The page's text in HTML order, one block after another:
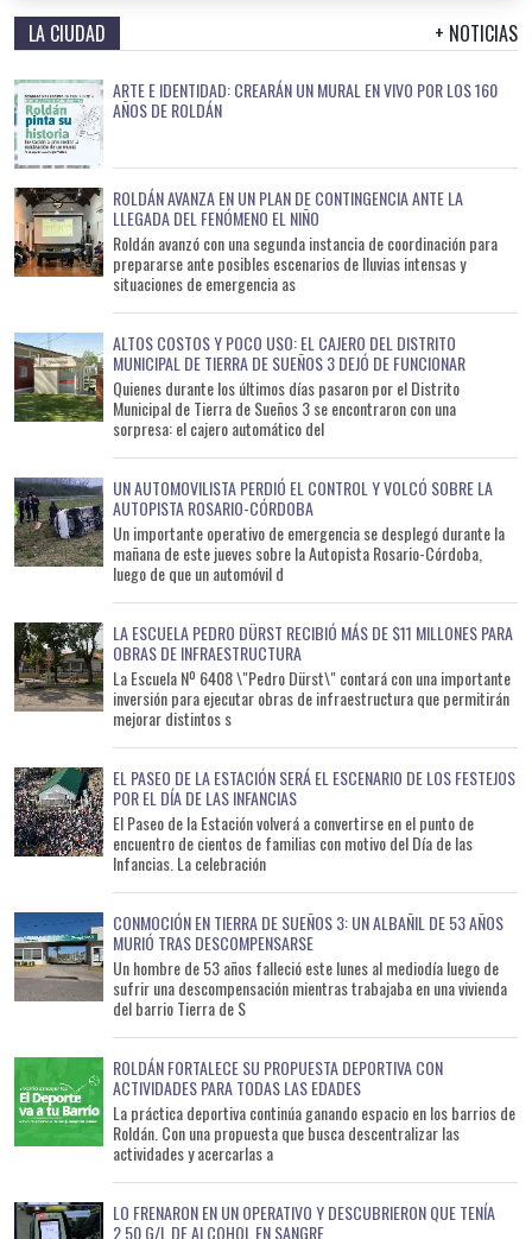
LA CIUDAD + NOTICIAS
ARTE E IDENTIDAD: CREARÁN UN MURAL EN VIVO POR LOS 160
AÑOS DE ROLDÁN
ROLDÁN AVANZA EN UN PLAN DE CONTINGENCIA ANTE LA
LLEGADA DEL FENÓMENO EL NIÑO
Roldán avanzó con una segunda instancia de coordinación para
prepararse ante posibles escenarios de lluvias intensas y
situaciones de emergencia as
ALTOS COSTOS Y POCO USO: EL CAJERO DEL DISTRITO
MUNICIPAL DE TIERRA DE SUEÑOS 3 DEJÓ DE FUNCIONAR
Quienes durante los últimos días pasaron por el Distrito
Municipal de Tierra de Sueños 3 se encontraron con una
sorpresa: el cajero automático del
UN AUTOMOVILISTA PERDIÓ EL CONTROL Y VOLCÓ SOBRE LA
AUTOPISTA ROSARIO-CÓRDOBA
Un importante operativo de emergencia se desplegó durante la
mañana de este jueves sobre la Autopista Rosario-Córdoba,
luego de que un automóvil d
LA ESCUELA PEDRO DÜRST RECIBIÓ MÁS DE $11 MILLONES PARA
OBRAS DE INFRAESTRUCTURA
La Escuela Nº 6408 \"Pedro Dürst\" contará con una importante
inversión para ejecutar obras de infraestructura que permitirán
mejorar distintos s
EL PASEO DE LA ESTACIÓN SERÁ EL ESCENARIO DE LOS FESTEJOS
POR EL DÍA DE LAS INFANCIAS
El Paseo de la Estación volverá a convertirse en el punto de
encuentro de cientos de familias con motivo del Día de las
Infancias. La celebración
CONMOCIÓN EN TIERRA DE SUEÑOS 3: UN ALBAÑIL DE 53 AÑOS
MURIÓ TRAS DESCOMPENSARSE
Un hombre de 53 años falleció este lunes al mediodía luego de
sufrir una descompensación mientras trabajaba en una vivienda
del barrio Tierra de S
ROLDÁN FORTALECE SU PROPUESTA DEPORTIVA CON
ACTIVIDADES PARA TODAS LAS EDADES
La práctica deportiva continúa ganando espacio en los barrios de
Roldán. Con una propuesta que busca descentralizar las
actividades y acercarlas a
LO FRENARON EN UN OPERATIVO Y DESCUBRIERON QUE TENÍA
2,50 G/L DE ALCOHOL EN SANGRE